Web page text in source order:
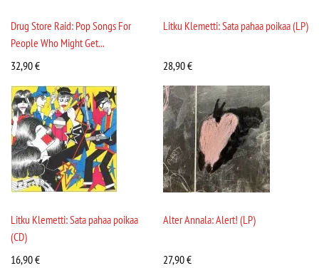
Drug Store Raid: Pop Songs For
People Who Might Get...
32,90€
Litku Klemetti: Sata pahaa poikaa (LP)
28,90€
Litku Klemetti: Sata pahaa poikaa
(CD)
16,90€
Alter Annala: Alert! (LP)
27,90€